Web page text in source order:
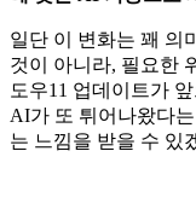
일단 이 변화는 꽤 의
것이 아니라, 필요한
도우11 업데이트가
AI가 또 튀어나왔다
는 느낌을 받을 수 있